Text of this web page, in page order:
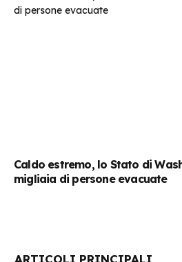
Caldo estremo, lo Stato di
migliaia di persone evacuate
ARTICOLI PRINCIPALI